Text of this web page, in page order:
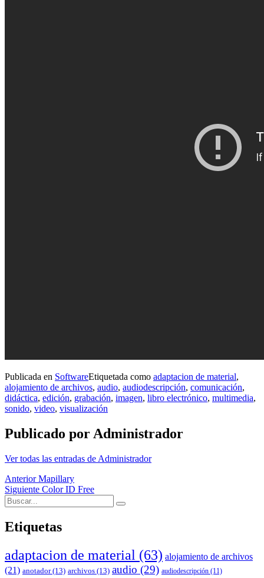
Publicada en SoftwareEtiquetada como adaptacion de material,
alojamiento de archivos, audio, audiodescripción, comunicación,
didáctica, edición, grabación, imagen, libro electrónico, multimedia,
sonido, video, visualización
Publicado por Administrador
Ver todas las entradas de Administrador
Navegación
de
entradas
Anterior Mapillary
Siguiente Color ID Free
Buscar:
Buscar
Etiquetas
adaptacion de material (63) alojamiento de archivos
(21) anotador(13) archivos (13) audio (29) audiodescripción (11)